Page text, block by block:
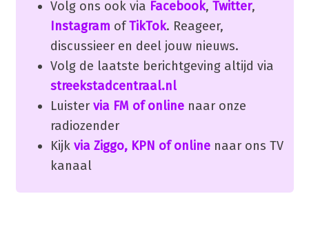
Volg ons ook via Facebook, Twitter,
Instagram ofTikTok. Reageer,
discussieer en deel jouw nieuws.
Volg de laatste berichtgeving altijd via
streekstadcentraal.nl
Luister via FM of onlinenaar onze
radiozender
Kijk via Ziggo, KPN of onlinenaar ons TV
kanaal